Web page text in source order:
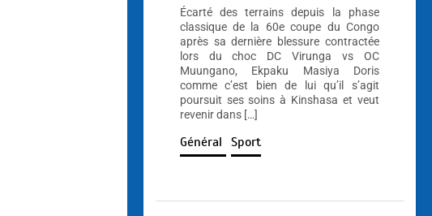
Écarté des terrains depuis la phase
classique de la 60e coupe du Congo
après sa dernière blessure contractée
lors du choc DC Virunga vs OC
Muungano, Ekpaku Masiya Doris
comme c’est bien de lui qu’il s’agit
poursuit ses soins à Kinshasa et veut
revenir dans […]
Général Sport